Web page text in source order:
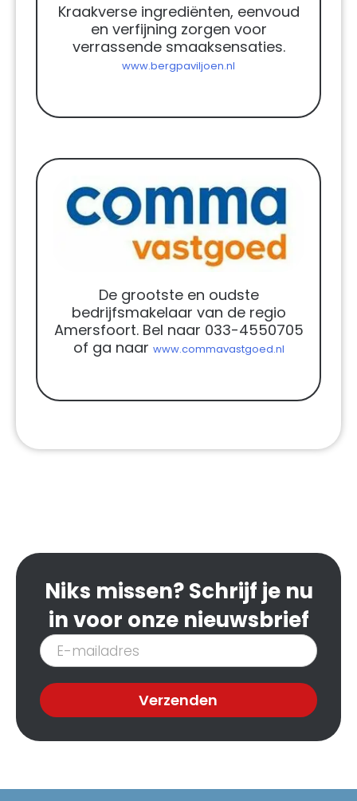
Kraakverse ingrediënten, eenvoud
en verfijning zorgen voor
verrassende smaaksensaties.
www.bergpaviljoen.nl
De grootste en oudste
bedrijfsmakelaar van de regio
Amersfoort. Bel naar 033-4550705
of ga naar www.commavastgoed.nl
Niks missen? Schrijf je nu
in voor onze nieuwsbrief
Inschrijven
nieuwsbrief
Verzenden